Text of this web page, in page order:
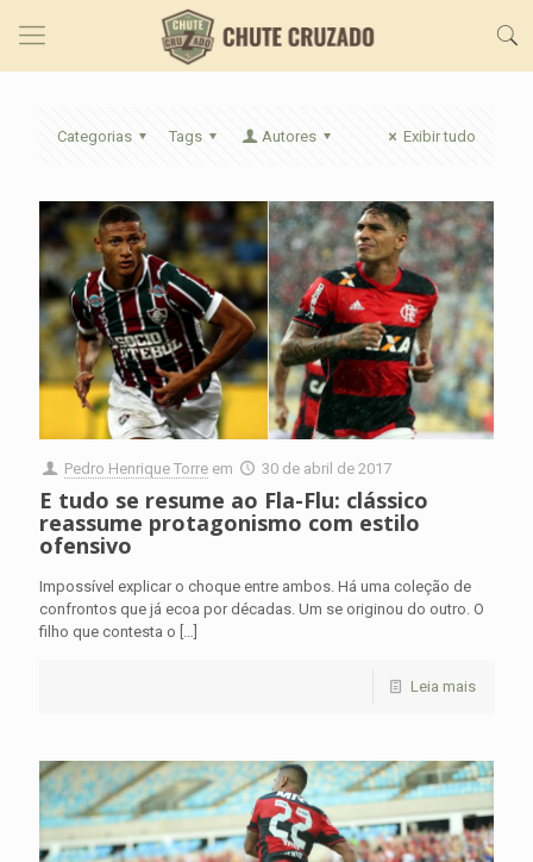
Categorias Tags Autores Exibir tudo
Pedro Henrique Torre em 30 de abril de 2017
E tudo se resume ao Fla-Flu: clássico
reassume protagonismo com estilo
ofensivo
Impossível explicar o choque entre ambos. Há uma coleção de
confrontos que já ecoa por décadas. Um se originou do outro. O
filho que contesta o
Leia mais